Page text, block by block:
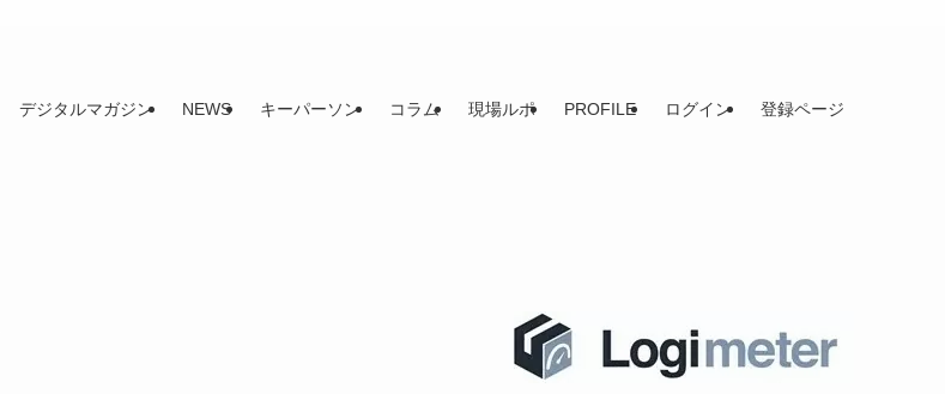
デジタルマガジン NEWS キーパーソン コラム 現場ルポ PROFILE ログイン 登録ページ